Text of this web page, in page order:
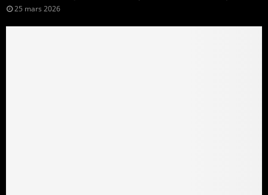
25 mars 2026